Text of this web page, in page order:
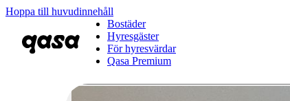
Hoppa till huvudinnehåll
Bostäder
Hyresgäster
För hyresvärdar
Qasa Premium